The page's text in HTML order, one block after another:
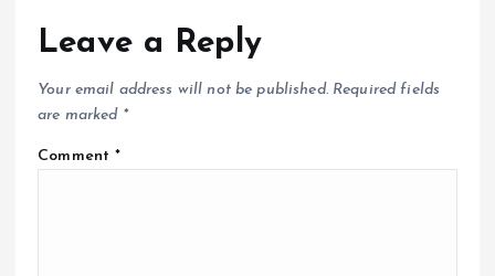
Leave a Reply
Your email address will not be published. Required fields
are marked *
Comment*